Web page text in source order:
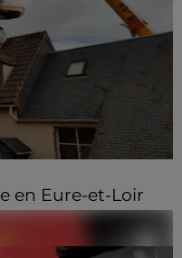
en Eure-et-Loir